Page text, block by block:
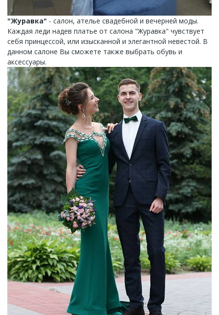
"Журавка" - салон, ателье свадебной и вечерней моды.
Каждая леди надев платье от салона "Журавка" чувствует
себя принцессой, или изысканной и элегантной невестой. В
данном салоне Вы сможете также выбрать обувь и
аксессуары.